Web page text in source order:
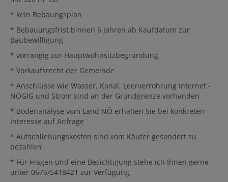
* kein Bebaungsplan
* Bebauungsfrist binnen 6 Jahren ab Kaufdatum zur
Baubewilligung
* vorrangig zur Hauptwohnsitzbegründung
* Vorkaufsrecht der Gemeinde
* Anschlüsse wie Wasser, Kanal, Leerverrohrung Internet -
NÖGIG und Strom sind an der Grundgrenze vorhanden
* Bodenanalyse vom Land NÖ erhalten Sie bei konkreten
Interesse auf Anfrage
* Aufschließungskosten sind vom Käufer gesondert zu
bezahlen
* Für Fragen und eine Besichtigung stehe ich Ihnen gerne
unter 0676/5418421 zur Verfügung.